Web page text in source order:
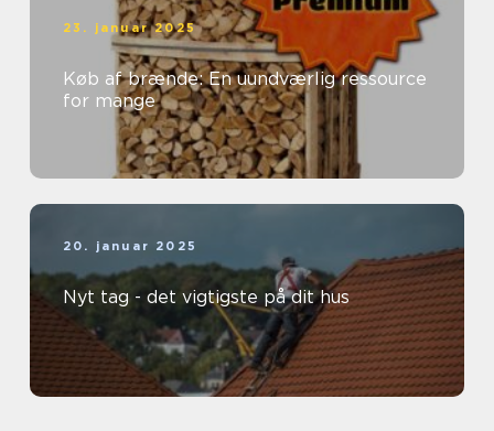
23. januar 2025
Køb af brænde: En uundværlig ressource
for mange
20. januar 2025
Nyt tag - det vigtigste på dit hus